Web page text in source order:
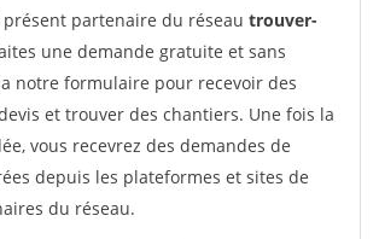
présent partenaire du réseau trouver-
une demande gratuite et sans
notre formulaire pour recevoir des
et trouver des chantiers. Une fois la
vous recevrez des demandes de
depuis les plateformes et sites de
du réseau.